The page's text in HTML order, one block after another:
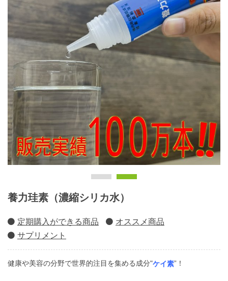
養力珪素（濃縮シリカ水）
定期購入ができる商品
オススメ商品
サプリメント
健康や美容の分野で世界的注目を集める成分"ケイ素”！